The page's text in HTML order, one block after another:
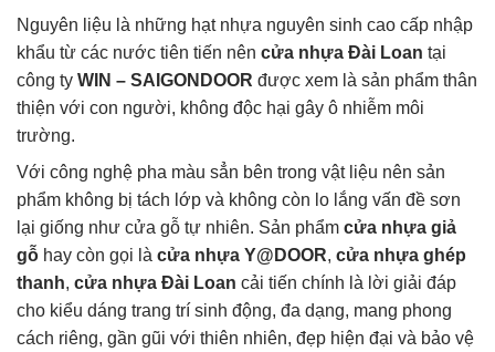
Nguyên liệu là những hạt nhựa nguyên sinh cao cấp nhập
khẩu từ các nước tiên tiến nên cửa nhựa Đài Loan tại
công ty WIN – SAIGONDOOR được xem là sản phẩm thân
thiện với con người, không độc hại gây ô nhiễm môi
trường.
Với công nghệ pha màu sẳn bên trong vật liệu nên sản
phẩm không bị tách lớp và không còn lo lắng vấn đề sơn
lại giống như cửa gỗ tự nhiên. Sản phẩm cửa nhựa giả
gỗ hay còn gọi là cửa nhựa Y@DOOR, cửa nhựa ghép
thanh, cửa nhựa Đài Loan cải tiến chính là lời giải đáp
cho kiểu dáng trang trí sinh động, đa dạng, mang phong
cách riêng, gần gũi với thiên nhiên, đẹp hiện đại và bảo vệ